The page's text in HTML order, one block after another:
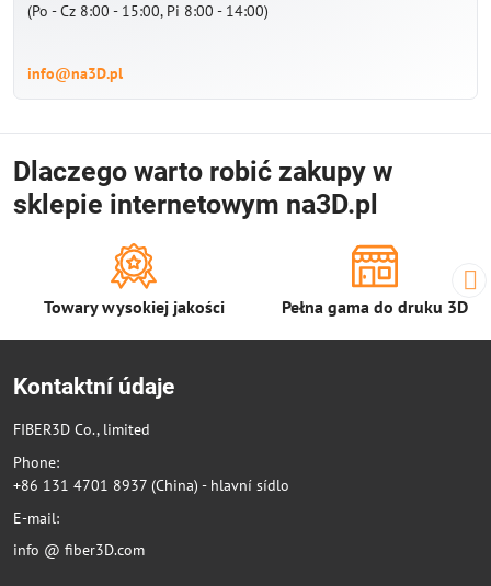
(Po - Cz 8:00 - 15:00, Pi 8:00 - 14:00)
info@na3D.pl
Dlaczego warto robić zakupy w
sklepie internetowym na3D.pl
Towary wysokiej jakości Pełna gama do druku 3D
Kontaktní údaje
FIBER3D Co., limited
Phone:
+86 131 4701 8937 (China) - hlavní sídlo
E-mail:
info @ fiber3D.com